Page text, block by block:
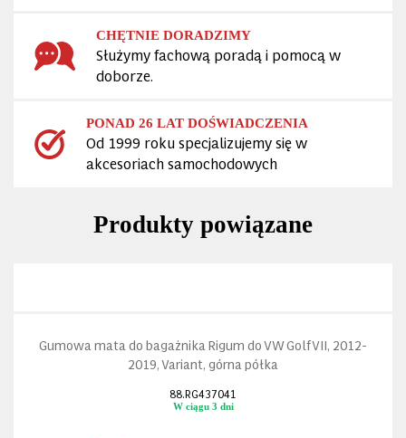
CHĘTNIE DORADZIMY
Służymy fachową poradą i pomocą w
doborze.
PONAD 26 LAT DOŚWIADCZENIA
Od 1999 roku specjalizujemy się w
akcesoriach samochodowych
Produkty powiązane
Gumowa mata do bagażnika Rigum do VW Golf VII, 2012-
2019, Variant, górna półka
88.RG437041
W ciągu 3 dni